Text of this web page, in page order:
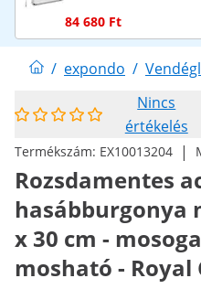
84 680 Ft
/ expondo /
Nincs
értékelés
Termékszám: EX10013204 |
Rozsdamentes
hasábburgonya
x 30 cm -
mosható - Royal